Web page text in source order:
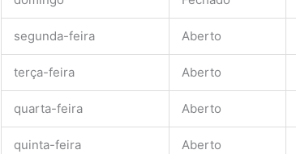
segunda-feira Aberto
terça-feira Aberto
quarta-feira Aberto
quinta-feira Aberto